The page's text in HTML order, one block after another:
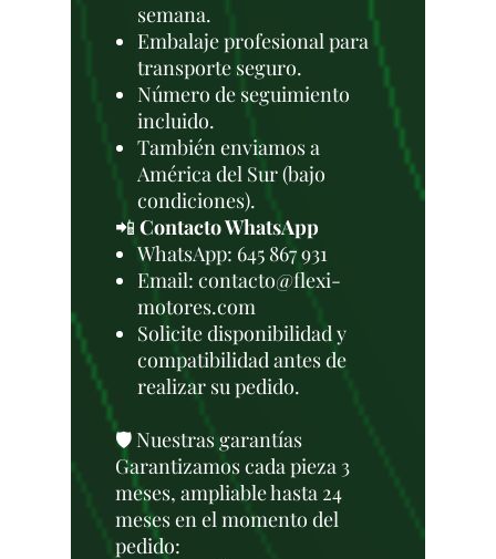
semana.
Embalaje profesional para
transporte seguro.
Número de seguimiento
incluido.
También enviamos a
América del Sur (bajo
condiciones).
📲 Contacto WhatsApp
WhatsApp: 645 867 931
Email: contacto@flexi-
motores.com
Solicite disponibilidad y
compatibilidad antes de
realizar su pedido.
🛡️ Nuestras garantías
Garantizamos cada pieza 3
meses, ampliable hasta 24
meses en el momento del
pedido: